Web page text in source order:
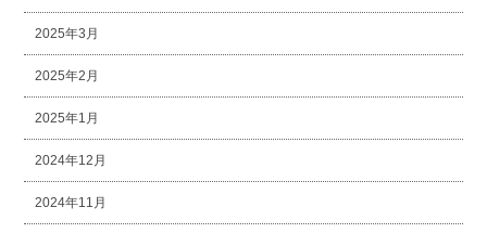
2025年3月
2025年2月
2025年1月
2024年12月
2024年11月